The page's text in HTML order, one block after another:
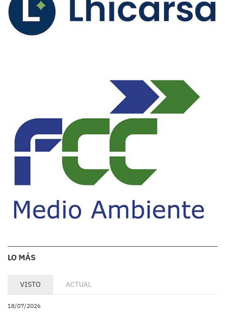
LO MÁS
VISTO ACTUAL
18/07/2026